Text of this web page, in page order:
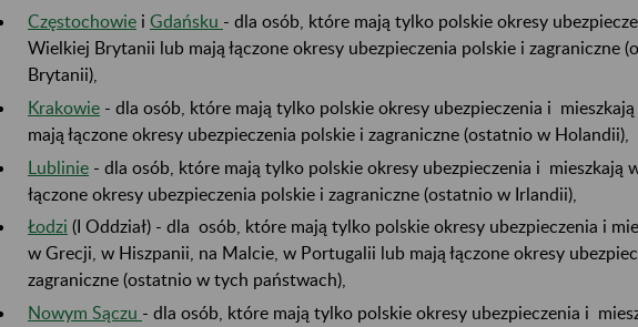
Częstochowie i Gdańsku - dla osób, które mają tylko polskie okresy
Wielkiej Brytanii lub mają łączone okresy ubezpieczenia polskie i zagraniczne
Brytanii),
Krakowie - dla osób, które mają tylko polskie okresy ubezpieczenia i
mają łączone okresy ubezpieczenia polskie i zagraniczne (ostatnio w Holandii),
Lublinie - dla osób, które mają tylko polskie okresy ubezpieczenia i mieszkają
łączone okresy ubezpieczenia polskie i zagraniczne (ostatnio w Irlandii),
Łodzi (I Oddział) - dla osób, które mają tylko polskie okresy ubezpieczenia i
w Grecji, w Hiszpanii, na Malcie, w Portugalii lub mają łączone okresy
zagraniczne (ostatnio w tych państwach),
Nowym Sączu - dla osób, które mają tylko polskie okresy ubezpieczenia i